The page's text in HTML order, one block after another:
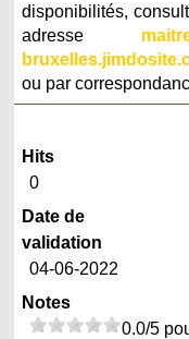
disponibilités,
adresse
ou par
Hits
0
Date de
validation
04-06-2022
Notes
0.0/5